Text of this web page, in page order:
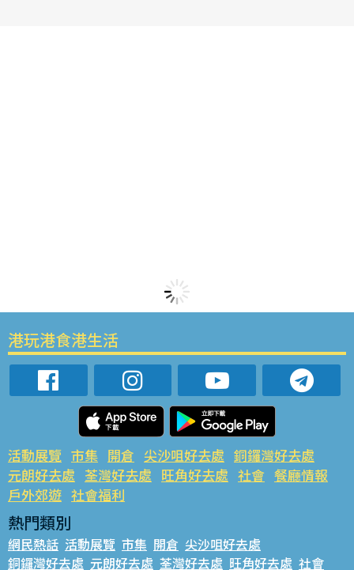
港玩港食港生活
活動展覽 市集 開倉 尖沙咀好去處 銅鑼灣好去處
元朗好去處 荃灣好去處 旺角好去處 社會 餐廳情報
戶外郊遊 社會福利
熱門類別
網民熱話 活動展覽 市集 開倉 尖沙咀好去處
銅鑼灣好去處 元朗好去處 荃灣好去處 旺角好去處 社會